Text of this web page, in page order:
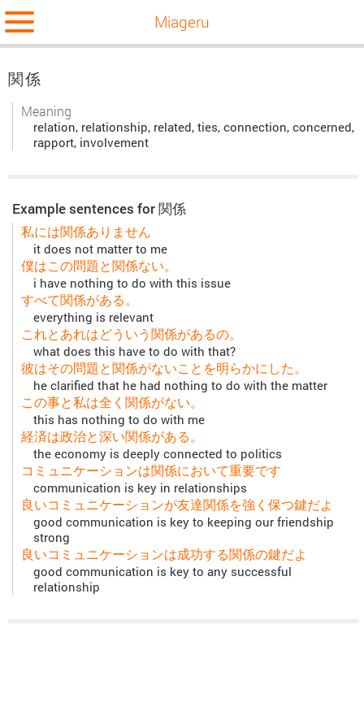
Miageru
関係
Meaning
relation, relationship, related, ties, connection, concerned,
rapport, involvement
Example sentences for 関係
私には関係ありません
it does not matter to me
僕はこの問題と関係ない。
i have nothing to do with this issue
すべて関係がある。
everything is relevant
これとあれはどういう関係があるの。
what does this have to do with that?
彼はその問題と関係がないことを明らかにした。
he clarified that he had nothing to do with the matter
この事と私は全く関係がない。
this has nothing to do with me
経済は政治と深い関係がある。
the economy is deeply connected to politics
コミュニケーションは関係において重要です
communication is key in relationships
良いコミュニケーションが友達関係を強く保つ鍵だよ
good communication is key to keeping our friendship
strong
良いコミュニケーションは成功する関係の鍵だよ
good communication is key to any successful
relationship